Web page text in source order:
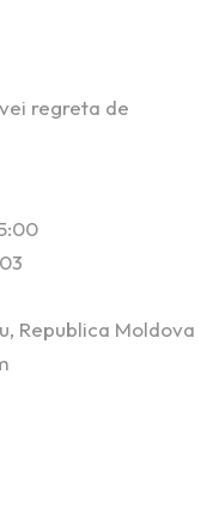
regreta de
Republica Moldova